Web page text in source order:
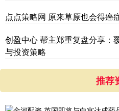
点点策略网 原来草原也会得癌
创盈中心 帮主郑重复盘分享：
与投资策略
推荐